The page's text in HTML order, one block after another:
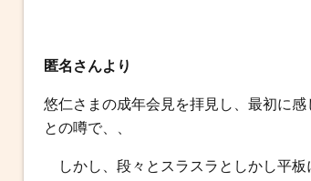
匿名さんより
悠仁さまの成年会見を拝見し、最初に
との噂で、、
しかし、段々とスラスラとしかし平板